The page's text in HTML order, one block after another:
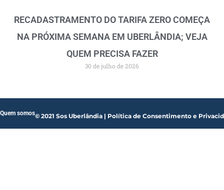
RECADASTRAMENTO DO TARIFA ZERO COMEÇA
NA PRÓXIMA SEMANA EM UBERLÂNDIA; VEJA
QUEM PRECISA FAZER
30 de julho de 2026
© 2021 Sos Uberlândia | Política de Consentimento e
Quem somos